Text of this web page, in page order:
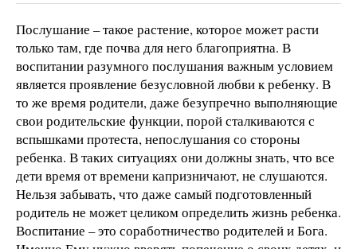
Послушание – такое растение, которое может расти
только там, где почва для него благоприятна. В
воспитании разумного послушания важным условием
является проявление безусловной любви к ребенку. В
то же время родители, даже безупречно выполняющие
свои родительские функции, порой сталкиваются с
вспышками протеста, непослушания со стороны
ребенка. В таких ситуациях они должны знать, что все
дети время от времени капризничают, не слушаются.
Нельзя забывать, что даже самый подготовленный
родитель не может целиком определить жизнь ребенка.
Воспитание – это соработничество родителей и Бога.